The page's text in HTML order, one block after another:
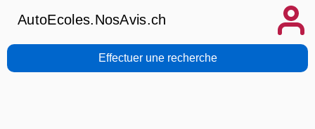
AutoEcoles.NosAvis.ch
Effectuer une recherche